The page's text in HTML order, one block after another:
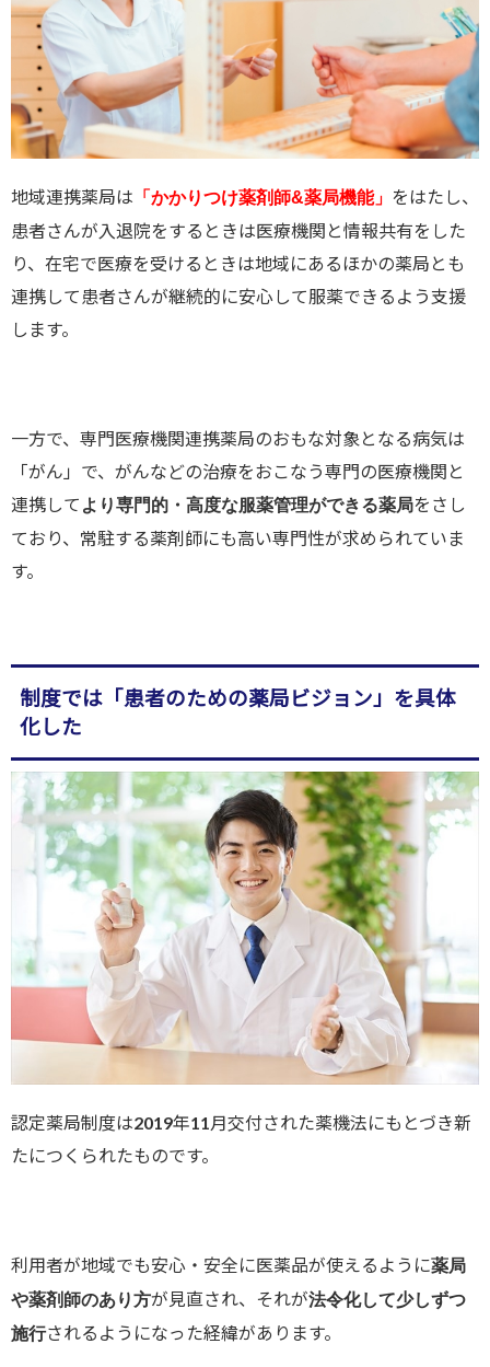
地域連携薬局は 「かかりつけ薬剤師&薬局機能」 をはたし、
患者さんが入退院をするときは医療機関と情報共有をした
り、在宅で医療を受けるときは地域にあるほかの薬局とも
連携して患者さんが継続的に安心して服薬できるよう支援
します。
一方で、専門医療機関連携薬局のおもな対象となる病気は
「がん」で、がんなどの治療をおこなう専門の医療機関と
連携して より専門的・高度な服薬管理ができる薬局をさし
ており、常駐する薬剤師にも高い専門性が求められていま
す。
制度では「患者のための薬局ビジョン」を具体
化した
認定薬局制度は2019年11月交付された薬機法にもとづき新
たにつくられたものです。
利用者が地域でも安心・安全に医薬品が使えるように薬局
や薬剤師のあり方が見直され、それが法令化して少しずつ
施行されるようになった経緯があります。